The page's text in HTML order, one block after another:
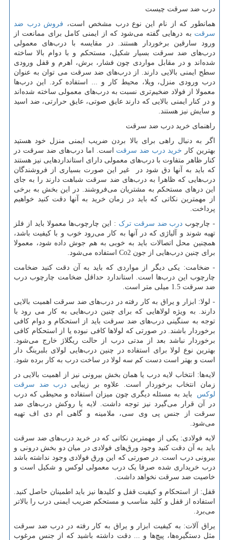
درب ضد سرقت چیست
همانطور که از نام این نوع درب مشخص است، فروش درب ضد
سرقت به درهایی گفته میشود که از ایمنی کامل برای ممانعت از
ورود سارقین برخوردار هستند. در مقایسه با دربهای معمولی
دربهای ضد سرقت بسیار شکیل، مستحکم و با دوام بالا ساخته
شده اند و در مقابل مواردی چون فشار، برش، اهرم و قفل ورودی
سطح ایمنی بالایی دارند. از دربهای ضد سرقت می توان به عنوان
درب ورودی منزل، ویلا، محیط کار و ... استفاده کرد. این دربها
معمولا از فولاد ضخیمتری نسبت به دربهای معمولی ساخته شده اند
و در کنار ایمنی بالایی که دارند عایق صوتی، عایق حرارتی، ضد اسید
و سایش نیز هستند.
راهنمای خرید درب ضد سرقت
اگر به دنبال راهی برای بالا بردن ضریب ایمنی منزل خود هستید
بهترین کار خرید درب ضد سرقت است. اما دربهای ضد سرقت در
کنار ظاهر متفاوت با دربهای معمولی دارای استانداردهایی نیز هستند
که باید به آنها دق شود در غیر این صورت بسیاری از فروشندگان
دربهایی که ظاهرا به دربهای ضد سرقت شباهت دارند را به جای
این درهای مستحکم به مشتریان میفروشند. در این بخش به برخی
از مهمترین نکاتی که باید در زمان خرید به آنها دقت کنید خواهیم
پرداخت.
- چارچوب درب ضد سرقت ترک : این چارچوبها معمولا باید از فلز
تهیه شوند و آلیاژی که در آنها به کار میرود خوب و با کیفیت باشد،
همچنین محل اتصالات باید به خوبی به هم جوش داده شود، معمولا
برای چنین دربهایی از جون Co2 استفاده میشود.
- ضخامت: یکی دیگر از مواردی که باید به آن دقت کنید ضخامت
چارچوب این دربها است. استاندارد حداقل ضخامت چارچوب درب
ضد سرقت 1.5 میلی متر است.
- لولا: ابزار و یراق به کار رفته در دربهای ضد سرقت اهمیت بالایی
دارند. به ویژه لولاهایی که برای چنین دربهایی به کار می رود با
توجه به سنگینی دربهای ضد سرقت باید از استحکام و دوام کافی
برخوردار باشند. در صورتی که لولاها کافی نبوده یا از استحکام کافی
برخوردار نباشد بعد از مدتی درب از حالت ریگلاژ خارج میشود.
بهترین نوع لولا برای استفاده در چنین دربهایی لولای بلبرینگ دار
است و بهتر است دست کم سه لولا در ساخت درب به کار برده شود.
لایهها: انتخاب لایه درب یا همان بخش بیرونی نیز از اهمیت بالایی در
زمان انتخاب برخوردار است. علاوه بر زیبایی درب ضد سرقت
لوکس باید به مسئله دیگری چون میزان استفاده و محیطی که درب
در آن قرار میگیرد نیز توجه داشت. لایه یا روکش دربهای ضد
سرقت از جنس پی وی سی، ملامینه و گاهی ام دی اف تهیه
میشود.
لایه فولادی: یکی از مهمترین نکاتی که در خرید دربهای ضد سرقت
باید به آن دقت کنید وجود ورقهای فولادی در میان دو بخش درونی و
بیرونی درب است. در صورتی که این ورق فولادی وجود نداشته باشد
درب خریداری شده صرفا یک درب معمولی لوکس و شکیل است و
خاصیت ضد سرقت نخواهد داشت.
قفل: از استحکام و کیفیت قفل و کلیدها نیز باید اطمینان حاصل کنید.
استفاده از قفل و کلید مناسب و مستحکم ضریب ایمنی درب را بالاتر
میبرد.
یراق آلات: به کیفیت ابزار و یراق به کار رفته در درب ضد سرقت
مثل دستگیرهها، پیچها و ... دقت داشته باشید که از جنس مرغوب